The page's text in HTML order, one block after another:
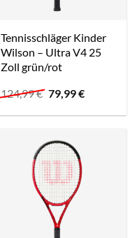
Tennisschläger Kinder
Wilson – Ultra V4 25
Zoll grün/rot
124,99€ Ursprünglicher
Preis
war:
79,99€Aktueller
ist: